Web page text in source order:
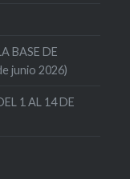
BASE DE
junio 2026)
1 AL 14 DE